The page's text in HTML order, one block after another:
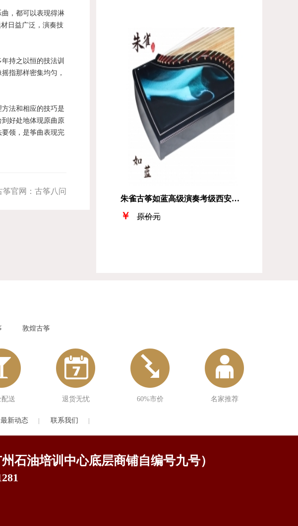
，都可以表现得淋
日益广泛，演奏技
持之以恒的技法训
指那样密集均匀，
法和相应的技巧是
好处地体现原曲原
领，是筝曲表现完
筝官网：古筝八问
朱雀古筝如蓝高级演奏考级西安音乐学院
￥ 原价元
敦煌古筝
送 退货无忧 60%市价 名家推荐
最新动态 联系我们
石油培训中心底层商铺自编号九号）